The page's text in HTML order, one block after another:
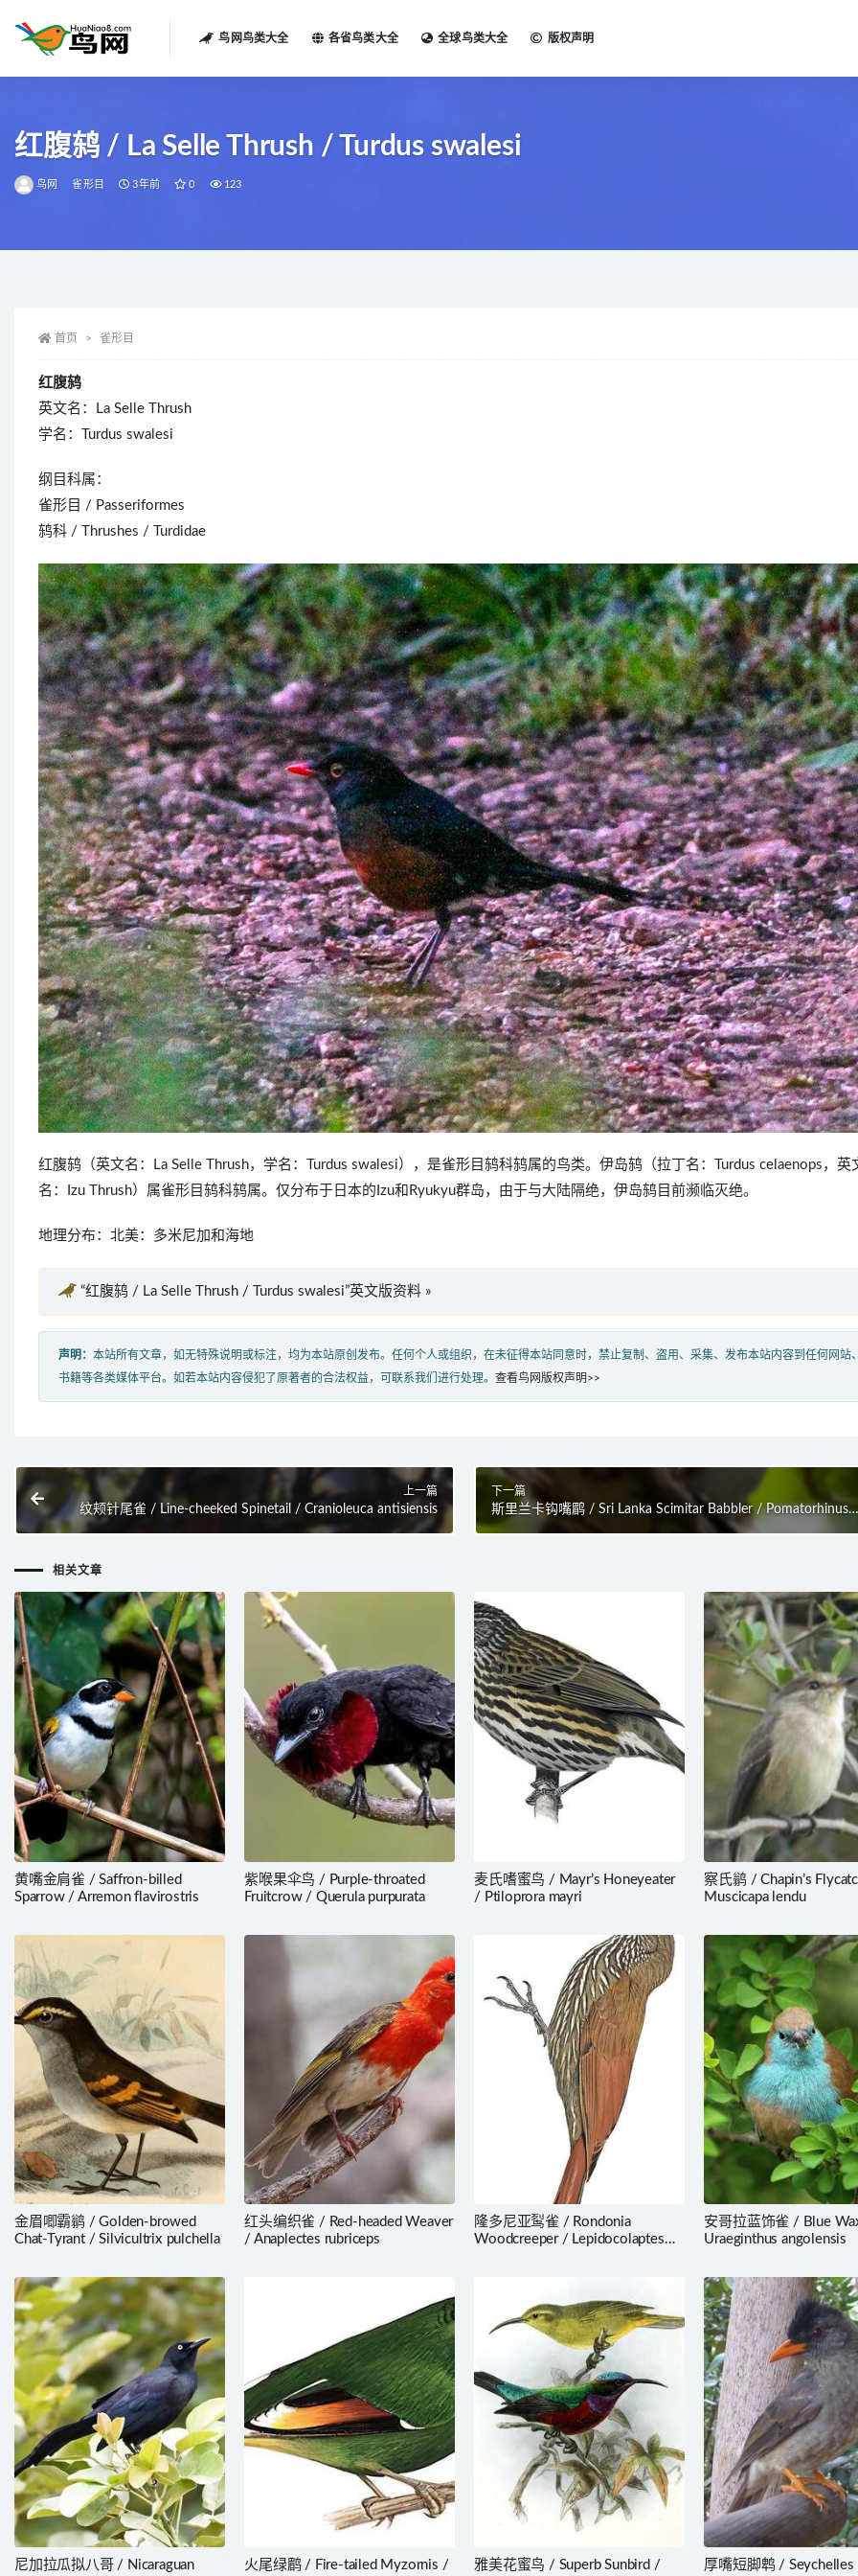
鸟网鸟类大全 各省鸟类大全 全球鸟类大全 版权声明
红腹鸫 / La Selle Thrush / Turdus swalesi
鸟网 雀形目 3年前 0 123
首页 雀形目
红腹鸫
英文名：La Selle Thrush
学名：Turdus swalesi
纲目科属：
雀形目 / Passeriformes
鸫科 / Thrushes / Turdidae
红腹鸫（英文名：La Selle Thrush，学名：Turdus swalesi），是雀形目鸫科鸫属的鸟类。伊岛鸫（拉丁名：Turdus celaenops，英
名：Izu Thrush）属雀形目鸫科鸫属。仅分布于日本的Izu和Ryukyu群岛，由于与大陆隔绝，伊岛鸫目前濒临灭绝。
地理分布：北美：多米尼加和海地
“红腹鸫 / La Selle Thrush / Turdus swalesi”英文版资料 »
声明： 本站所有文章，如无特殊说明或标注，均为本站原创发布。任何个人或组织，在未征得本站同意时，禁止复制、盗用、采集、发布本站内容到任何网站
书籍等各类媒体平台。如若本站内容侵犯了原著者的合法权益，可联系我们进行处理。 查看鸟网版权声明>>
上一篇
纹颊针尾雀 / Line-cheeked Spinetail / Cranioleuca antisiensis
下一篇
斯里兰卡钩嘴鹛 / Sri Lanka Scimitar Babbler / Pomatorhinus
melanurus
相关文章
黄嘴金肩雀 / Saffron-billed
Sparrow / Arremon flavirostris
紫喉果伞鸟 / Purple-throated
Fruitcrow / Querula purpurata
麦氏嗜蜜鸟 / Mayr’s Honeyeater
/ Ptiloprora mayri
察氏鹟 / Chapin’s
Muscicapa lendu
金眉唧霸鹟 / Golden-browed
Chat-Tyrant / Silvicultrix pulchella
红头编织雀 / Red-headed Weaver
/ Anaplectes rubriceps
隆多尼亚䴕雀 / Rondonia
Woodcreeper / Lepidocolaptes
安哥拉蓝饰雀 / Blue
Uraeginthus angolensis
尼加拉瓜拟八哥 / Nicaraguan
火尾绿鹛 / Fire-tailed Myzornis /
雅美花蜜鸟 / Superb Sunbird /
厚嘴短脚鹎 /